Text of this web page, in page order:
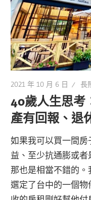
2021 年 10 月 6 日 長
40歲人生思考
產有回報、退
如果我可以買一間
益、至少抗通膨或者
那也是相當不錯的
選定了台中的一個